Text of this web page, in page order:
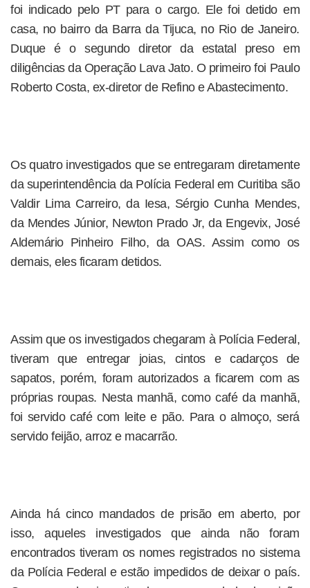
foi indicado pelo PT para o cargo. Ele foi detido em
casa, no bairro da Barra da Tijuca, no Rio de Janeiro.
Duque é o segundo diretor da estatal preso em
diligências da Operação Lava Jato. O primeiro foi Paulo
Roberto Costa, ex-diretor de Refino e Abastecimento.
Os quatro investigados que se entregaram diretamente
da superintendência da Polícia Federal em Curitiba são
Valdir Lima Carreiro, da Iesa, Sérgio Cunha Mendes,
da Mendes Júnior, Newton Prado Jr, da Engevix, José
Aldemário Pinheiro Filho, da OAS. Assim como os
demais, eles ficaram detidos.
Assim que os investigados chegaram à Polícia Federal,
tiveram que entregar joias, cintos e cadarços de
sapatos, porém, foram autorizados a ficarem com as
próprias roupas. Nesta manhã, como café da manhã,
foi servido café com leite e pão. Para o almoço, será
servido feijão, arroz e macarrão.
Ainda há cinco mandados de prisão em aberto, por
isso, aqueles investigados que ainda não foram
encontrados tiveram os nomes registrados no sistema
da Polícia Federal e estão impedidos de deixar o país.